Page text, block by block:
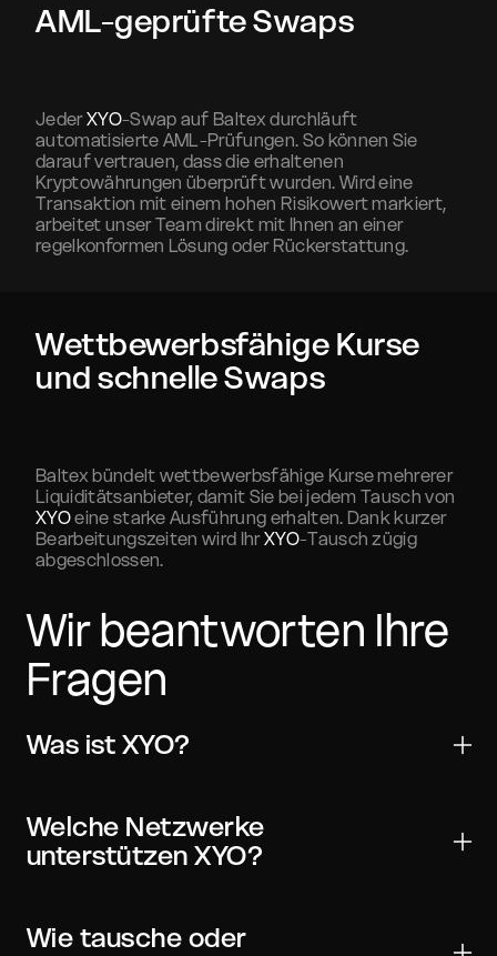
AML-geprüfte Swaps
JederXYO-Swap auf Baltex durchläuft
automatisierte AML-Prüfungen. So können Sie
darauf vertrauen, dass die erhaltenen
Kryptowährungen überprüft wurden. Wird eine
Transaktion mit einem hohen Risikowert markiert,
arbeitet unser Team direkt mit Ihnen an einer
regelkonformen Lösung oder Rückerstattung.
Wettbewerbsfähige Kurse
und schnelle Swaps
Baltex bündelt wettbewerbsfähige Kurse mehrerer
Liquiditätsanbieter, damit Sie bei jedem Tausch von
XYOeine starke Ausführung erhalten. Dank kurzer
Bearbeitungszeiten wird IhrXYO-Tausch zügig
abgeschlossen.
Wir beantworten Ihre
Fragen
Was ist XYO?
und Web3-Anwendungen. Es wird von vielen wichtigen
Wallets und Börsen unterstützt und kann mit On-
Chain-Verifizierung weltweit versendet werden.
Welche Netzwerke
unterstützen XYO?
verfügbar sein. Wählen Sie in Ihrer Wallet und im
Widget stets das richtige Netzwerk und
Wie tausche oder